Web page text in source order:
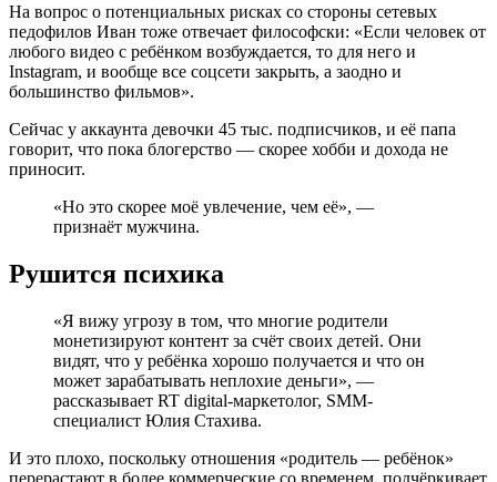
На вопрос о потенциальных рисках со стороны сетевых
педофилов Иван тоже отвечает философски: «Если человек от
любого видео с ребёнком возбуждается, то для него и
Instagram, и вообще все соцсети закрыть, а заодно и
большинство фильмов».
Сейчас у аккаунта девочки 45 тыс. подписчиков, и её папа
говорит, что пока блогерство — скорее хобби и дохода не
приносит.
«Но это скорее моё увлечение, чем её», —
признаёт мужчина.
Рушится психика
«Я вижу угрозу в том, что многие родители
монетизируют контент за счёт своих детей. Они
видят, что у ребёнка хорошо получается и что он
может зарабатывать неплохие деньги», —
рассказывает RT digital-маркетолог, SMM-
специалист Юлия Стахива.
И это плохо, поскольку отношения «родитель — ребёнок»
перерастают в более коммерческие со временем, подчёркивает